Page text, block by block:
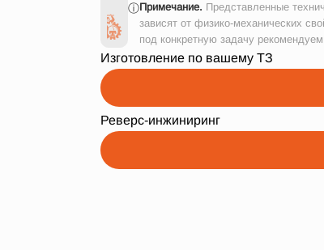
ⓘПримечание. Представленные
зависят от физико-механических
под конкретную задачу
Изготовление по вашему ТЗ
Реверс-инжиниринг